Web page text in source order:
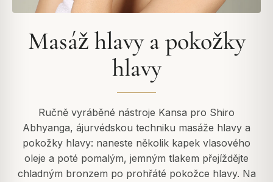
Masáž hlavy a pokožky
hlavy
Ručně vyráběné nástroje Kansa pro Shiro
Abhyanga, ájurvédskou techniku masáže hlavy a
pokožky hlavy: naneste několik kapek vlasového
oleje a poté pomalým, jemným tlakem přejíždějte
chladným bronzem po prohřáté pokožce hlavy. Na